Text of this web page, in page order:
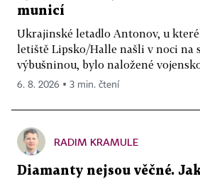
municí
Ukrajinské letadlo Antonov, u
letiště Lipsko/Halle našli v noci na
výbušninou, bylo naložené
6. 8. 2026 ▪ 3 min. čtení
RADIM KRAMULE
Diamanty nejsou věčné.